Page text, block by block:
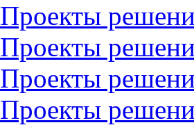
Проекты
Проекты
Проекты
Проекты